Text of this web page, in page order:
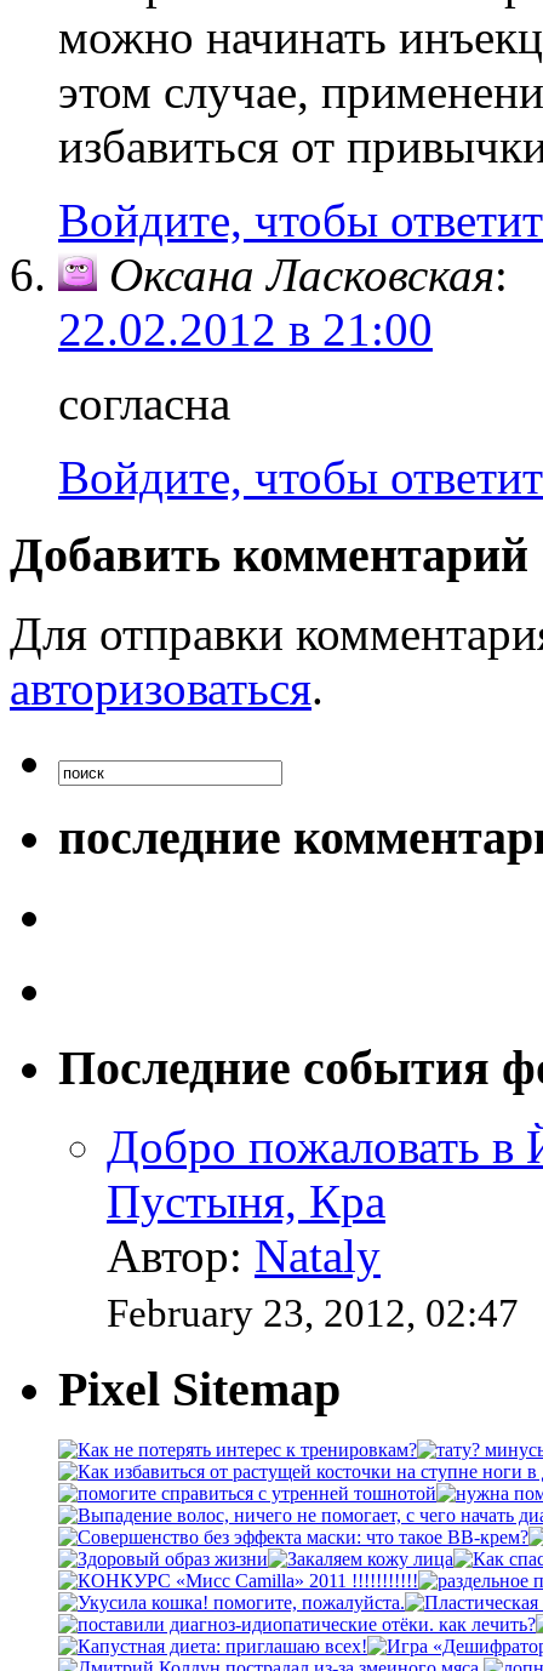
можно начинать
этом случае,
избавиться от
Войдите, чтобы
Оксана Ласковская:
22.02.2012 в 21:00
согласна
Войдите, чтобы
Добавить комментарий
Для отправки
авторизоваться.
последние
Последние события
Добро пожаловать
Пустыня, Кра
Автор: Nataly
February 23, 2012, 02:47
Pixel Sitemap